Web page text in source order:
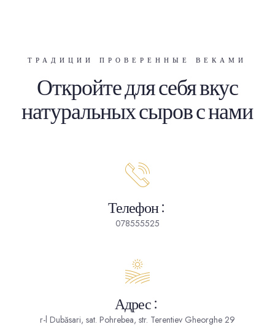
ТРАДИЦИИ ПРОВЕРЕННЫЕ ВЕКАМИ
Откройте для себя вкус
натуральных сыров с нами
Телефон:
078555525
Адрес:
r-l Dubăsari, sat. Pohrebea, str. Terentiev Gheorghe 29